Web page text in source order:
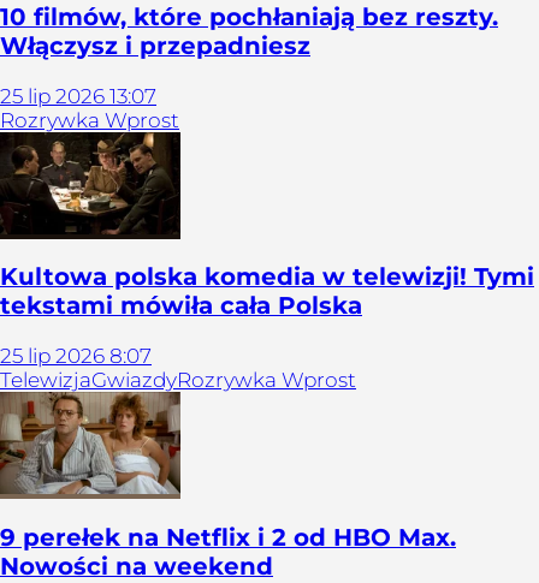
10 filmów, które pochłaniają bez reszty.
Włączysz i przepadniesz
25 lip 2026 13:07
Rozrywka Wprost
Kultowa polska komedia w telewizji! Tymi
tekstami mówiła cała Polska
25 lip 2026 8:07
TelewizjaGwiazdyRozrywka Wprost
9 perełek na Netflix i 2 od HBO Max.
Nowości na weekend